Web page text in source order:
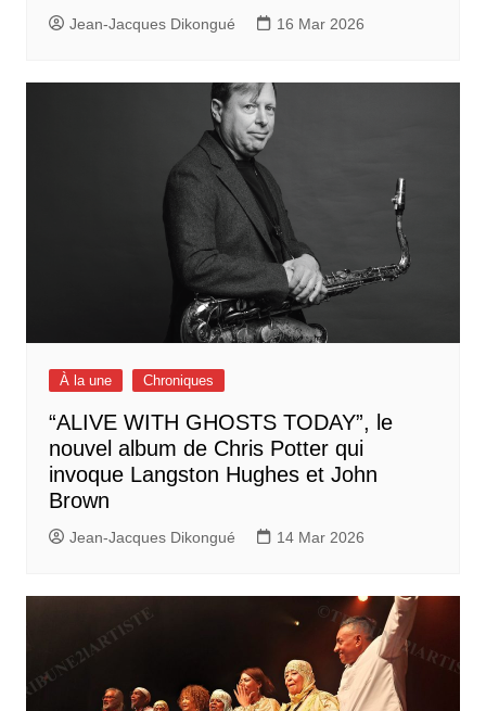
Jean-Jacques Dikongué 16 Mar 2026
À la une Chroniques
“ALIVE WITH GHOSTS TODAY”, le
nouvel album de Chris Potter qui
invoque Langston Hughes et John
Brown
Jean-Jacques Dikongué 14 Mar 2026